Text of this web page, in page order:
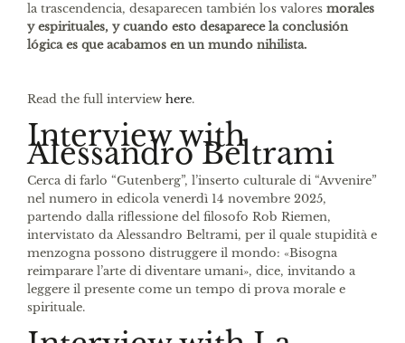
la trascendencia, desaparecen también los valores morales
y espirituales, y cuando esto desaparece la conclusión
lógica es que acabamos en un mundo nihilista.
Read the full interview here.
Interview with
Alessandro Beltrami
Cerca di farlo “Gutenberg”, l’inserto culturale di “Avvenire”
nel numero in edicola venerdì 14 novembre 2025,
partendo dalla riflessione del filosofo Rob Riemen,
intervistato da Alessandro Beltrami, per il quale stupidità e
menzogna possono distruggere il mondo: «Bisogna
reimparare l’arte di diventare umani», dice, invitando a
leggere il presente come un tempo di prova morale e
spirituale.